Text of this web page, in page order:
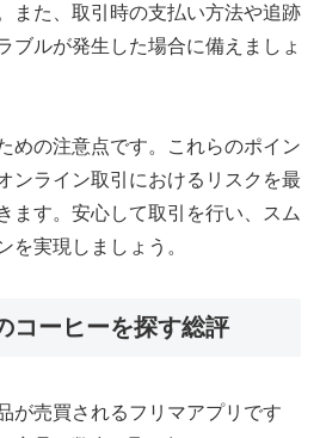
また、取引時の支払い方法や追跡
ブルが発生した場合に備えましょ
めの注意点です。これらのポイン
ンライン取引におけるリスクを最
ます。安心して取引を行い、スム
を実現しましょう。
コーヒーを探す総評
が売買されるフリマアプリです